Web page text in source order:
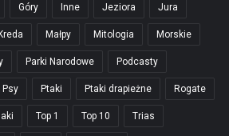
Góry Inne Jeziora Jura
Małpy Mitologia Morskie
Parki Narodowe Podcasty
Psy Ptaki Ptaki drapieżne Rogate
Top 1 Top 10 Trias